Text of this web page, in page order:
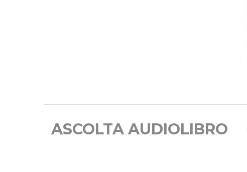
ASCOLTA AUDIOLIBRO